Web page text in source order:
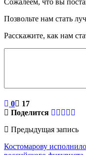
Позвольте нам стать
Расскажите, как нам
0
17
Поделится
Предыдущая запись
Костомарову